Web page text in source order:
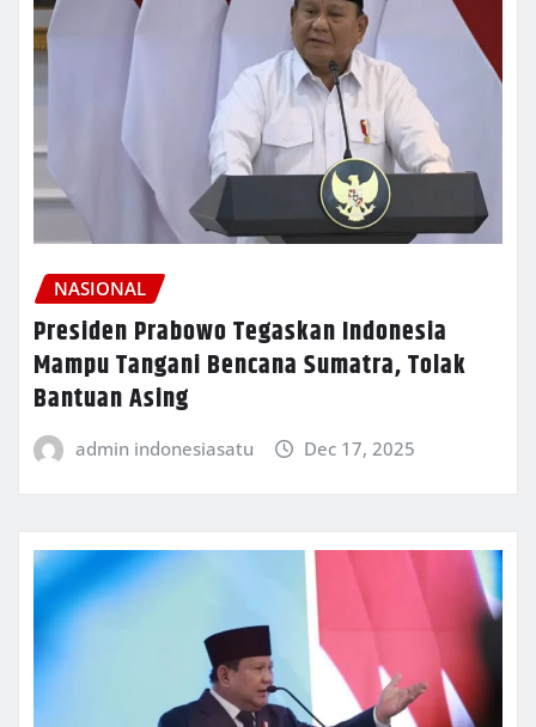
NASIONAL
Presiden Prabowo Tegaskan Indonesia
Mampu Tangani Bencana Sumatra, Tolak
Bantuan Asing
admin indonesiasatu Dec 17, 2025